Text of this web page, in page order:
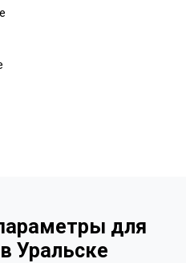
для
Уральске